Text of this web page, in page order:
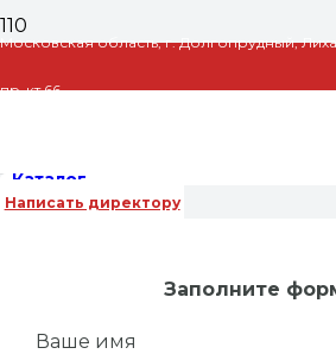
Московская область, г. Долгопрудный,
пр-кт 66
Каталог
Написать директору
Заполните
Ваше имя